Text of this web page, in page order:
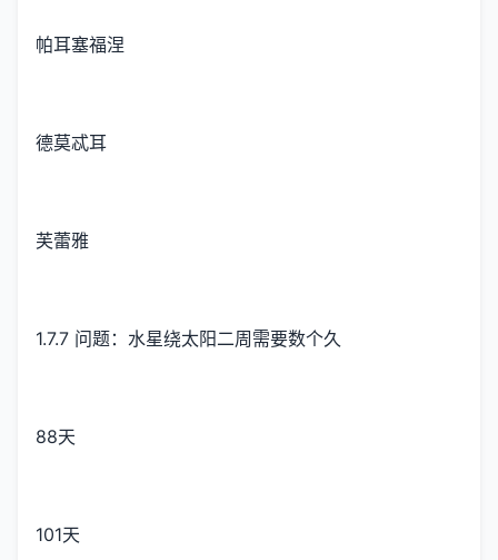
帕耳塞福涅
德莫忒耳
芙蕾雅
1.7.7 问题：水星绕太阳二周需要数个久
88天
101天